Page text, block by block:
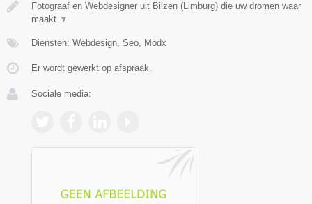
Fotograaf en Webdesigner uit Bilzen (Limburg) die uw dromen waar
maakt ▼
Diensten: Webdesign, Seo, Modx
Er wordt gewerkt op afspraak.
Sociale media: